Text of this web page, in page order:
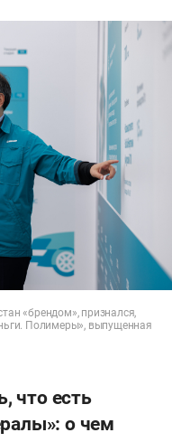
«брендом», признался,
Полимеры», выпущенная
что есть
о чем